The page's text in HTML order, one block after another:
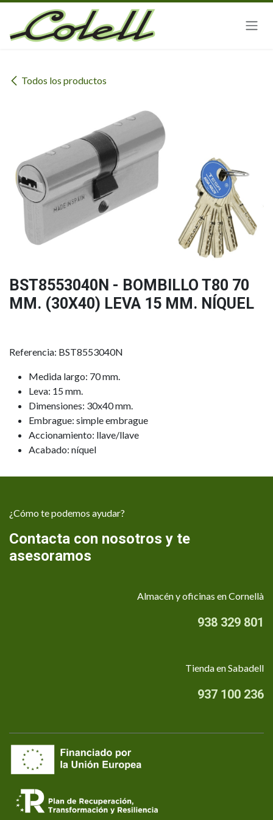
Ir al contenido
Todos los productos
BST8553040N - BOMBILLO T80 70
MM. (30X40) LEVA 15 MM. NÍQUEL
Referencia: BST8553040N
Medida largo: 70 mm.
Leva: 15 mm.
Dimensiones: 30x40 mm.
Embrague: simple embrague
Accionamiento: llave/llave
Acabado: níquel
¿Cómo te podemos ayudar?
Contacta con nosotros y te
asesoramos
Almacén y oficinas en Cornellà
938 329 801
Tienda en Sabadell
937 100 236